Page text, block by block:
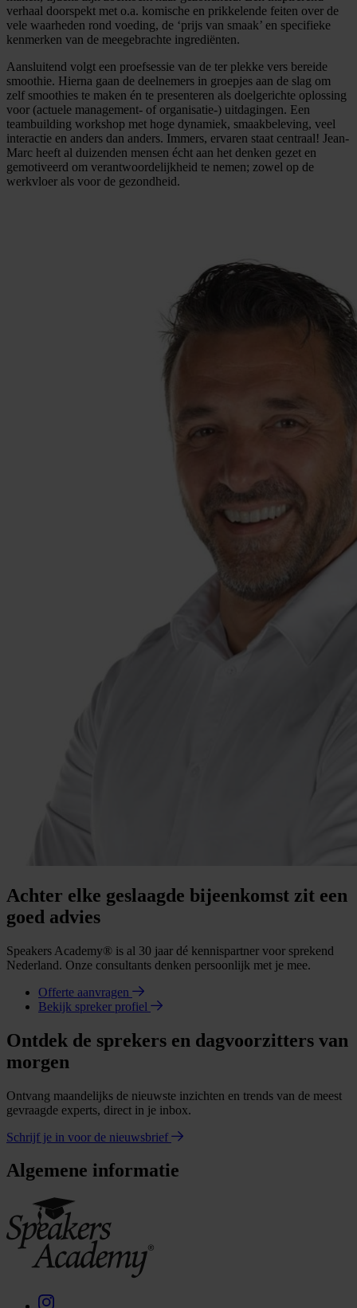
verhaal doorspekt met o.a. komische en prikkelende feiten over de
vele waarheden rond voeding, de ‘prijs van smaak’ en specifieke
kenmerken van de meegebrachte ingrediënten.
Aansluitend volgt een proefsessie van de ter plekke vers bereide
smoothie. Hierna gaan de deelnemers in groepjes aan de slag om
zelf smoothies te maken én te presenteren als doelgerichte oplossing
voor (actuele management- of organisatie-) uitdagingen. Een
teambuilding workshop met hoge dynamiek, smaakbeleving, veel
interactie en anders dan anders. Immers, ervaren staat centraal! Jean-
Marc heeft al duizenden mensen écht aan het denken gezet en
gemotiveerd om verantwoordelijkheid te nemen; zowel op de
werkvloer als voor de gezondheid.
Achter elke geslaagde bijeenkomst zit een
goed advies
Speakers Academy® is al 30 jaar dé kennispartner voor sprekend
Nederland. Onze consultants denken persoonlijk met je mee.
Offerte aanvragen
Bekijk spreker profiel
Ontdek de sprekers en dagvoorzitters van
morgen
Ontvang maandelijks de nieuwste inzichten en trends van de meest
gevraagde experts, direct in je inbox.
Schrijf je in voor de nieuwsbrief
Algemene informatie